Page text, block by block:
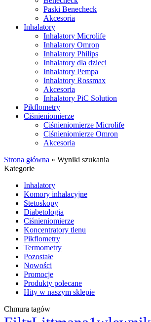
Paski Benecheck
Akcesoria
Inhalatory
Inhalatory Microlife
Inhalatory Omron
Inhalatory Philips
Inhalatory dla dzieci
Inhalatory Pempa
Inhalatory Rossmax
Akcesoria
Inhalatory PiC Solution
Pikflometry
Ciśnieniomierze
Ciśnieniomierze Microlife
Ciśnieniomierze Omron
Akcesoria
Strona główna » Wyniki szukania
Kategorie
Inhalatory
Komory inhalacyjne
Stetoskopy
Diabetologia
Ciśnieniomierze
Koncentratory tlenu
Pikflometry
Termometry
Pozostałe
Nowości
Promocje
Produkty polecane
Hity w naszym sklepie
Chmura tagów